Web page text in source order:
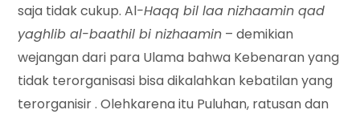
saja tidak cukup. Al-Haqq bil laa nizhaamin qad
yaghlib al-baathil bi nizhaamin – demikian
wejangan dari para Ulama bahwa Kebenaran yang
tidak terorganisasi bisa dikalahkan kebatilan yang
terorganisir . Olehkarena itu Puluhan, ratusan dan